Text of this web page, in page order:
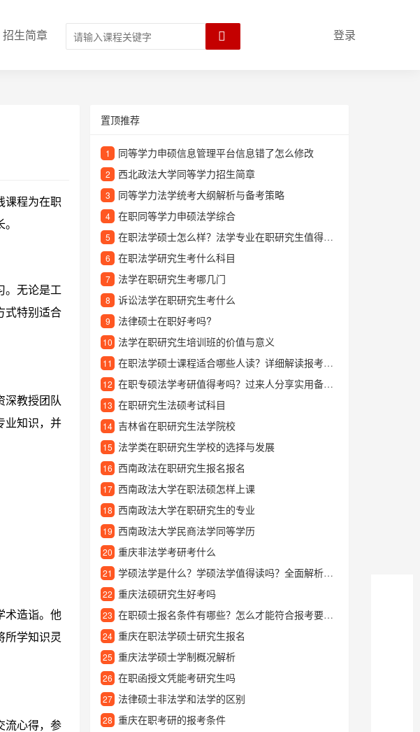
招生简章 登录
课程为在职
。无论是工
式特别适合
深教授团队
业知识，并
术造诣。他
所学知识灵
流心得，参
置顶推荐
1 同等学力申硕信息管理平台信息错了怎么修改
2 西北政法大学同等学力招生简章
3 同等学力法学统考大纲解析与备考策略
4 在职同等学力申硕法学综合
5 在职法学硕士怎么样？法学专业在职研究生值得读吗？
6 在职法学研究生考什么科目
7 法学在职研究生考哪几门
8 诉讼法学在职研究生考什么
9 法律硕士在职好考吗?
10 法学在职研究生培训班的价值与意义
11 在职法学硕士课程适合哪些人读？详细解读报考条件与学习价值
12 在职专硕法学考研值得考吗？过来人分享实用备考经验
13 在职研究生法硕考试科目
14 吉林省在职研究生法学院校
15 法学类在职研究生学校的选择与发展
16 西南政法在职研究生报名报名
17 西南政法大学在职法硕怎样上课
18 西南政法大学在职研究生的专业
19 西南政法大学民商法学同等学历
20 重庆非法学考研考什么
21 学硕法学是什么？学硕法学值得读吗？全面解析学硕法学
22 重庆法硕研究生好考吗
23 在职硕士报名条件有哪些？怎么才能符合报考要求？
24 重庆在职法学硕士研究生报名
25 重庆法学硕士学制概况解析
26 在职函授文凭能考研究生吗
27 法律硕士非法学和法学的区别
28 重庆在职考研的报考条件